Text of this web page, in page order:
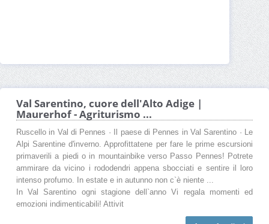
Val Sarentino, cuore dell'Alto Adige |
Maurerhof - Agriturismo ...
Ruscello in Val di Pennes · Il paese di Pennes in Val Sarentino · Le
Alpi Sarentine d'inverno. Approfittatene per fare le prime escursioni
primaverili a piedi o in mountainbike verso Passo Pennes! Potrete
ammirare da vicino i rododendri appena sbocciati e sentire il loro
intenso profumo. In estate e in autunno non c`è niente ...
In Val Sarentino ogni stagione dell`anno Vi regala momenti ed
emozioni indimenticabili! Attivit